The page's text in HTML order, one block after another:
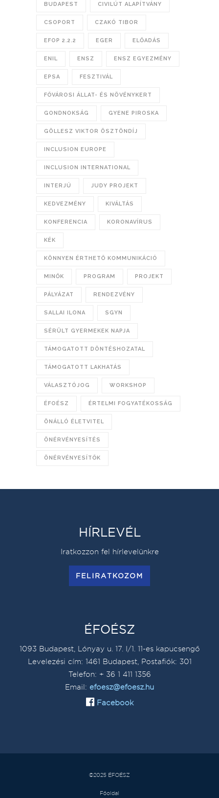
BUDAPEST CIVILÚT ALAPÍTVÁNY
CSOPORT CZAKÓ TIBOR
EFOP 2.2.2 EGER ELŐADÁS
ENIL ENSZ ENSZ EGYEZMÉNY
EPSA FESZTIVÁL
FŐVÁROSI ÁLLAT- ÉS NÖVÉNYKERT
GONDNOKSÁG GYENE PIROSKA
GÖLLESZ VIKTOR ÖSZTÖNDÍJ
INCLUSION EUROPE
INCLUSION INTERNATIONAL
INTERJÚ JUDY PROJEKT
KEDVEZMÉNY KIVÁLTÁS
KONFERENCIA KORONAVÍRUS
KÉK
KÖNNYEN ÉRTHETŐ KOMMUNIKÁCIÓ
MINŐK PROGRAM PROJEKT
PÁLYÁZAT RENDEZVÉNY
SALLAI ILONA SGYN
SÉRÜLT GYERMEKEK NAPJA
TÁMOGATOTT DÖNTÉSHOZATAL
TÁMOGATOTT LAKHATÁS
VÁLASZTÓJOG WORKSHOP
ÉFOÉSZ ÉRTELMI FOGYATÉKOSSÁG
ÖNÁLLÓ ÉLETVITEL
ÖNÉRVÉNYESÍTÉS
ÖNÉRVÉNYESÍTŐK
HÍRLEVÉL
Iratkozzon fel hírlevelünkre
FELIRATKOZOM
ÉFOÉSZ
1093 Budapest, Lónyay u. 17. I/1. 11-es kapucsengő
Levelezési cím: 1461 Budapest, Postafiók: 301
Telefon: + 36 1 411 1356
Email: efoesz@efoesz.hu
Facebook
©2025 ÉFOÉSZ
Főoldal